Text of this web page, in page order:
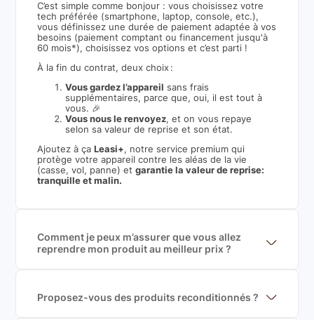
C’est simple comme bonjour : vous choisissez votre
tech préférée (smartphone, laptop, console, etc.),
vous définissez une durée de paiement adaptée à vos
besoins (paiement comptant ou financement jusqu'à
60 mois*), choisissez vos options et c’est parti !
À la fin du contrat, deux choix :
Vous gardez l’appareil sans frais
supplémentaires, parce que, oui, il est tout à
vous. 🎉
Vous nous le renvoyez, et on vous repaye
selon sa valeur de reprise et son état.
Ajoutez à çaLeasi+, notre service premium qui
protège votre appareil contre les aléas de la vie
(casse, vol, panne) etgarantie la valeur de reprise:
tranquille et malin.
Comment je peux m’assurer que vous allez
reprendre mon produit au meilleur prix ?
garantir le meilleur prix de rachat. De plus, nous
sommes rémunéré à la commission sur la valeur de
Proposez-vous des produits reconditionnés ?